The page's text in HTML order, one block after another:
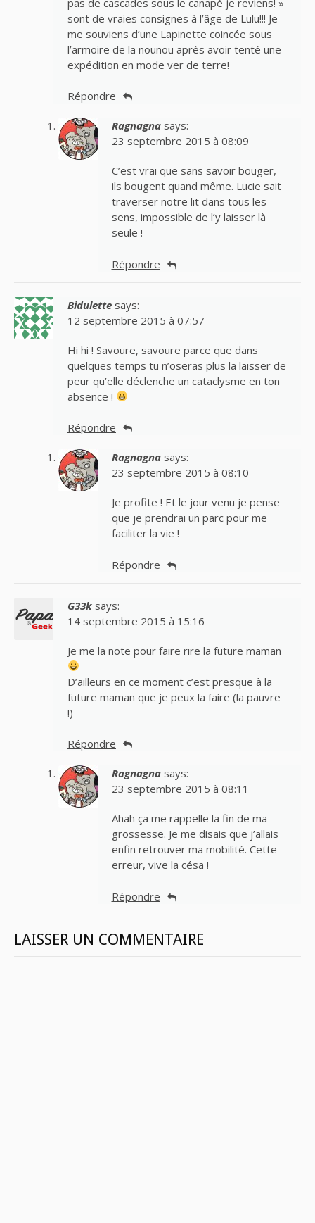
sont de vraies consignes à l’âge de Lulu!!! Je
me souviens d’une Lapinette coincée sous
l’armoire de la nounou après avoir tenté une
expédition en mode ver de terre!
Répondre
Ragnagna says:
23 septembre 2015 à 08:09
C’est vrai que sans savoir bouger,
ils bougent quand même. Lucie sait
traverser notre lit dans tous les
sens, impossible de l’y laisser là
seule !
Répondre
Bidulette says:
12 septembre 2015 à 07:57
Hi hi ! Savoure, savoure parce que dans
quelques temps tu n’oseras plus la laisser de
peur qu’elle déclenche un cataclysme en ton
absence !
Répondre
Ragnagna says:
23 septembre 2015 à 08:10
Je profite ! Et le jour venu je pense
que je prendrai un parc pour me
faciliter la vie !
Répondre
G33k says:
14 septembre 2015 à 15:16
Je me la note pour faire rire la future maman
D’ailleurs en ce moment c’est presque à la
future maman que je peux la faire (la pauvre
!)
Répondre
Ragnagna says:
23 septembre 2015 à 08:11
Ahah ça me rappelle la fin de ma
grossesse. Je me disais que j’allais
enfin retrouver ma mobilité. Cette
erreur, vive la césa !
Répondre
LAISSER UN COMMENTAIRE